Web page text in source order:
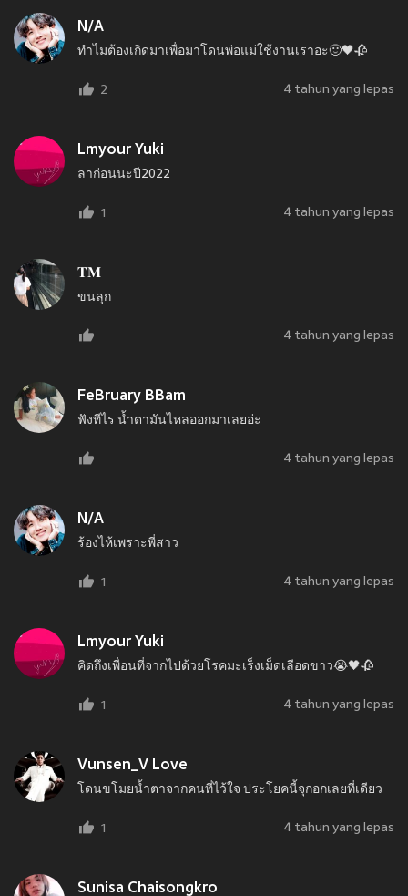
N/A
ทำไมต้องเกิดมาเพื่อมาโดนพ่อแม่ใช้งานเราอะ🙂🖤🥀
2 4 tahun yang lepas
Lmyour Yuki
ลาก่อนนะปี2022
1 4 tahun yang lepas
𝐓𝐌
ขนลุก
4 tahun yang lepas
FeBruary BBam
ฟังทีไร น้ำตามันไหลออกมาเลยอ่ะ
4 tahun yang lepas
N/A
ร้องไห้เพราะพี่สาว
1 4 tahun yang lepas
Lmyour Yuki
คิดถึงเพื่อนที่จากไปด้วยโรคมะเร็งเม็ดเลือดขาว😭🖤🥀
1 4 tahun yang lepas
Vunsen_V Love
โดนขโมยน้ำตาจากคนที่ไว้ใจ ประโยคนี้จุกอกเลยที่เดียว
1 4 tahun yang lepas
Sunisa Chaisongkro